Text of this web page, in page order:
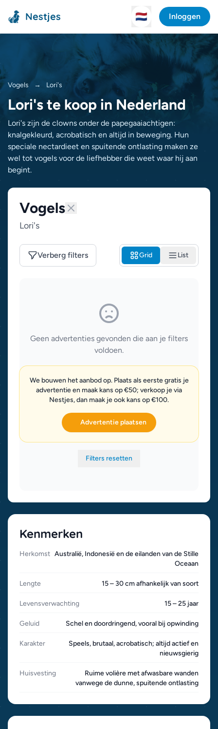
Nestjes 🇳🇱 Inloggen
Vogels → Lori's
Lori's te koop in Nederland
Lori's zijn de clowns onder de papegaaiachtigen:
knalgekleurd, acrobatisch en altijd in beweging. Hun
speciale nectardieet en spuitende ontlasting maken ze
wel tot vogels voor de liefhebber die weet waar hij aan
begint.
Vogels
Lori's
Verberg filters Grid List
Geen advertenties gevonden die aan je filters
voldoen.
We bouwen het aanbod op. Plaats als eerste gratis je
advertentie en maak kans op €50; verkoop je via
Nestjes, dan maak je ook kans op €100.
Advertentie plaatsen
Filters resetten
Kenmerken
Herkomst Australië, Indonesië en de eilanden van de Stille
Oceaan
Lengte 15 – 30 cm afhankelijk van soort
Levensverwachting 15 – 25 jaar
Geluid Schel en doordringend, vooral bij opwinding
Karakter
Speels, brutaal, acrobatisch; altijd actief en
nieuwsgierig
Huisvesting
Ruime volière met afwasbare wanden
vanwege de dunne, spuitende ontlasting